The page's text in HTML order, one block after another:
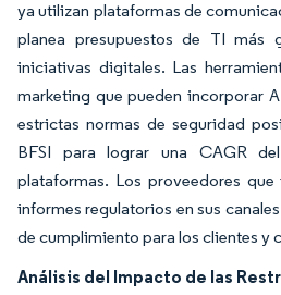
ya utilizan plataformas de
planea presupuestos de TI más
iniciativas digitales. Las
marketing que pueden incorporar
estrictas normas de seguridad
BFSI para lograr una CAGR
plataformas. Los proveedores
informes regulatorios en sus
de cumplimiento para los clientes y
Análisis del Impacto de las